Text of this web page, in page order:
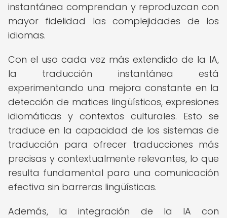
instantánea comprendan y reproduzcan con
mayor fidelidad las complejidades de los
idiomas.
Con el uso cada vez más extendido de la IA,
la traducción instantánea está
experimentando una mejora constante en la
detección de matices lingüísticos, expresiones
idiomáticas y contextos culturales. Esto se
traduce en la capacidad de los sistemas de
traducción para ofrecer traducciones más
precisas y contextualmente relevantes, lo que
resulta fundamental para una comunicación
efectiva sin barreras lingüísticas.
Además, la integración de la IA con